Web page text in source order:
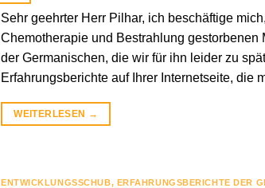
Sehr geehrter Herr Pilhar, ich beschäftige
Chemotherapie und Bestrahlung
der Germanischen, die wir für ihn leider zu
Erfahrungsberichte auf Ihrer Internetseite,
WEITERLESEN →
ENTWICKLUNGSSCHUB, ERFAHRUNGSBERICHTE DER